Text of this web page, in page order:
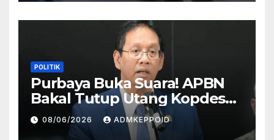
POLITIK
Purbaya Buka Suara! APBN
Bakal Tutup Utang Kopdes
Rp 240 Triliun, Cicilan Rp 40
Triliun per Tahun
08/06/2026 ADMKEPPOID